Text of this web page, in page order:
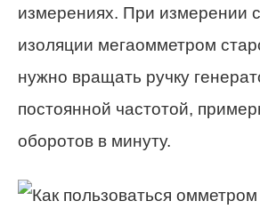
измерениях. При измерении
изоляции мегаомметром
нужно вращать ручку
постоянной частотой,
оборотов в минуту.